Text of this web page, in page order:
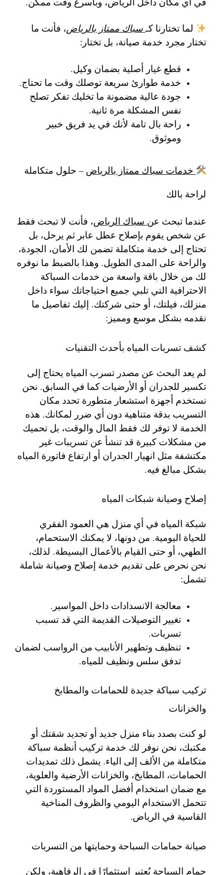
لما تختارنا كـ سباك ممتاز بالرياض، فأنت ما
تختار مجرد خدمة صيانة، بل تختار:
قطع غيار أصلية بضمان وكيل.
خدمة طوارئ سريعة توصلك وقت ما تحتاج.
جودة عالية مضمونة ما تخليك تفكر تصلح
نفس المشكلة مرة ثانية.
راحة بال تامة لأنك في يد فريق خبير
وموثوق.
خدمات سباك ممتاز بالرياض – حلول متكاملة
لراحة بالك
عندما تبحث عن سباك الرياض، فأنت لا تبحث فقط
عن شخص يقوم بإصلاح عطل عابر ثم يرحل، بل
تحتاج إلى خدمة متكاملة تضمن لك الأمان، الجودة،
والراحة على المدى الطويل. وهذا بالضبط ما نوفره
لك من خلال باقة واسعة من خدمات السباكة
الاحترافية التي تلبي جميع احتياجاتك سواء داخل
منزلك، فيلتك، أو حتى شركتك. إليك تفاصيل ما
نقدمه بشكل موسع ومميز:
كشف تسربات المياه بأحدث التقنيات
لم يعد البحث عن مصدر تسرب المياه يحتاج إلى
تكسير للجدران أو الأرضيات كما في السابق. نحن
نستخدم أجهزة استشعار متطورة تحدد مكان
التسريب بدقة متناهية دون أي ضرر لمكانك. هذه
الخدمة لا توفر لك فقط المال والوقت، بل تحميك
من مشكلات كبيرة قد تنشأ عن تسريبات غير
مكتشفة مثل انهيار الجدران أو ارتفاع فاتورة المياه
بشكل مبالغ فيه.
إصلاح وصيانة شبكات المياه
شبكة المياه في أي منزل هي العمود الفقري
للحياة اليومية. من دونها، لا يمكنك الاستحمام،
الطهي، أو حتى القيام بالأعمال البسيطة. لذلك،
نحن نحرص على تقديم خدمة إصلاح وصيانة شاملة
تشمل:
معالجة الانسدادات داخل المواسير.
تغيير التوصيلات القديمة التي قد تسبب
تسربات.
تنظيف وتطهير الأنابيب من الرواسب لضمان
تدفق سلس ونظيف للمياه.
تركيب سباكة جديدة للحمامات والمطابخ
والخزانات
لو كنت بصدد بناء منزل جديد أو تجديد شقتك أو
مكتبك، نحن نوفر لك خدمة تركيب أنظمة سباكة
متكاملة من الألف إلى الياء. يشمل ذلك تمديدات
الحمامات، المطابخ، والخزانات الأرضية والعلوية،
مع ضمان استخدام أفضل المواد المستوردة التي
تتحمل الاستخدام اليومي والظروف المناخية
القاسية في الرياض.
صيانة حمامات السباحة وحمايتها من التسربات
حمام السباحة يُعتبر استثمارًا في الرفاهية، ولكن